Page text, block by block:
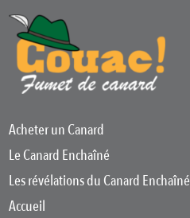
Acheter un Canard
Le Canard Enchaîné
Les révélations du Canard Enchaîné
Accueil